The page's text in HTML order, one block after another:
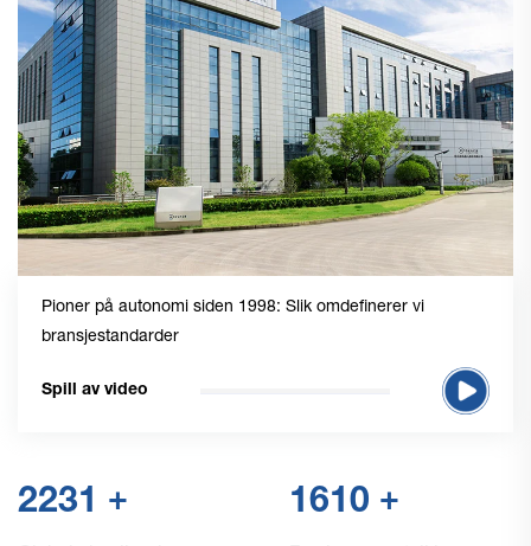
Pioner på autonomi siden 1998: Slik omdefinerer vi
bransjestandarder
Spill av video
2300 + 1660 +